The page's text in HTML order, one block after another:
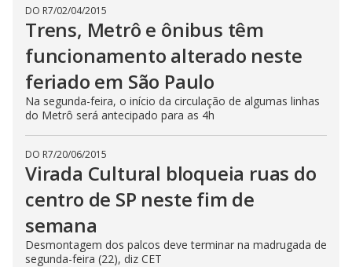
DO R7/02/04/2015
Trens, Metrô e ônibus têm
funcionamento alterado neste
feriado em São Paulo
Na segunda-feira, o início da circulação de algumas linhas
do Metrô será antecipado para as 4h
DO R7/20/06/2015
Virada Cultural bloqueia ruas do
centro de SP neste fim de
semana
Desmontagem dos palcos deve terminar na madrugada de
segunda-feira (22), diz CET